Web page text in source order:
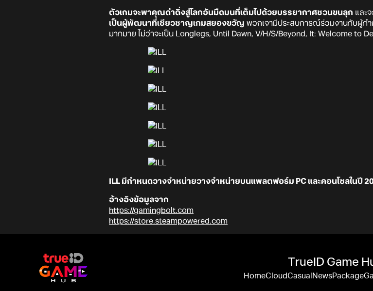
ตัวเกมจะพาคุณดำดิ่งสู่โลกอันมืดมนที่เต็มไปด้วยบรรยากาศชวนขนลุก และ
เป็นผู้พัฒนาที่เชียวชาญเกมสยองขวัญ พวกเจามีประสบการณ์ร่วมงานกับผู้ก
มากมาย ไม่ว่าจะเป็น Longlegs, Until Dawn, V/H/S/Beyond, It: Welcome to
ILL มีกำหนดวางจำหน่ายวางจำหน่ายบนแพลตฟอร์ม PC และคอนโซลในปี
อ้างอิงข้อมูลจาก
https://gamingbolt.com
https://store.steampowered.com
TrueID Game
HomeCloudCasual NewsPackage